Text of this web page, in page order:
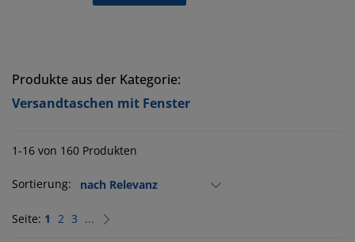
Produkte aus der Kategorie:
Versandtaschen mit Fenster
1-16 von 160 Produkten
Sortierung:
Seite: 1 2 3 ...